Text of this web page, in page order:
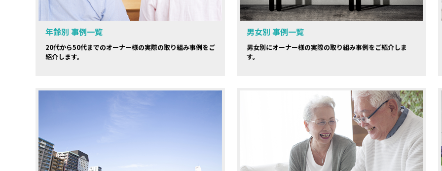
年齢別 事例一覧
20代から50代までのオーナー様の実際の取り組み事例をご
紹介します。
男女別 事例一覧
男女別にオーナー様の実際の取り組み事例をご紹介しま
す。